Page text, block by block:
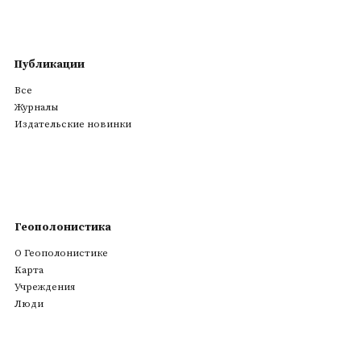
Публикации
Все
Журналы
Издательские новинки
Геополонистика
О Геополонистике
Kарта
Учреждения
Люди